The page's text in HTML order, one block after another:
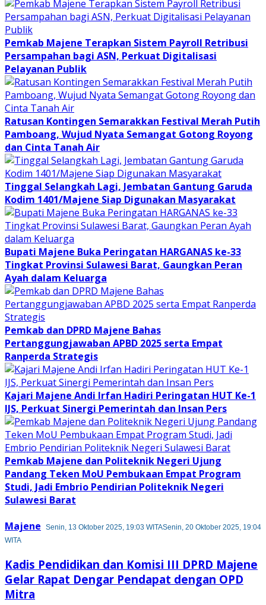
Pemkab Majene Terapkan Sistem Payroll Retribusi
Persampahan bagi ASN, Perkuat Digitalisasi
Pelayanan Publik
Ratusan Kontingen Semarakkan Festival Merah Putih
Pamboang, Wujud Nyata Semangat Gotong Royong
dan Cinta Tanah Air
Tinggal Selangkah Lagi, Jembatan Gantung Garuda
Kodim 1401/Majene Siap Digunakan Masyarakat
Bupati Majene Buka Peringatan HARGANAS ke-33
Tingkat Provinsi Sulawesi Barat, Gaungkan Peran
Ayah dalam Keluarga
Pemkab dan DPRD Majene Bahas
Pertanggungjawaban APBD 2025 serta Empat
Ranperda Strategis
Kajari Majene Andi Irfan Hadiri Peringatan HUT Ke-1
IJS, Perkuat Sinergi Pemerintah dan Insan Pers
Pemkab Majene dan Politeknik Negeri Ujung
Pandang Teken MoU Pembukaan Empat Program
Studi, Jadi Embrio Pendirian Politeknik Negeri
Sulawesi Barat
Majene
Senin, 13 Oktober 2025, 19:03 WITASenin, 20 Oktober 2025, 19:04
WITA
Kadis Pendidikan dan Komisi III DPRD Majene
Gelar Rapat Dengar Pendapat dengan OPD
Mitra